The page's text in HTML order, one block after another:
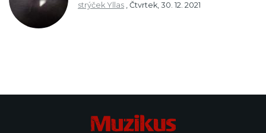
strýček Yllas , Čtvrtek, 30. 12. 2021